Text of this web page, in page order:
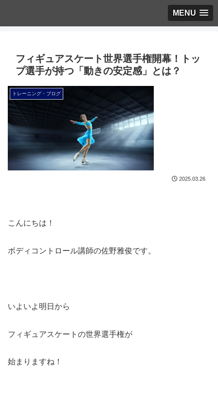
MENU
フィギュアスケート世界選手権開幕！トッ
プ選手が持つ「動きの安定感」とは？
トレーニング・ブログ
2025.03.26
こんにちは！
ボディコントロール講師の佐野雅俊です。
いよいよ明日から
フィギュアスケートの世界選手権が
始まりますね！